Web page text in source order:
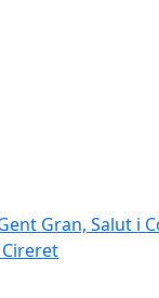
Gran, Salut i